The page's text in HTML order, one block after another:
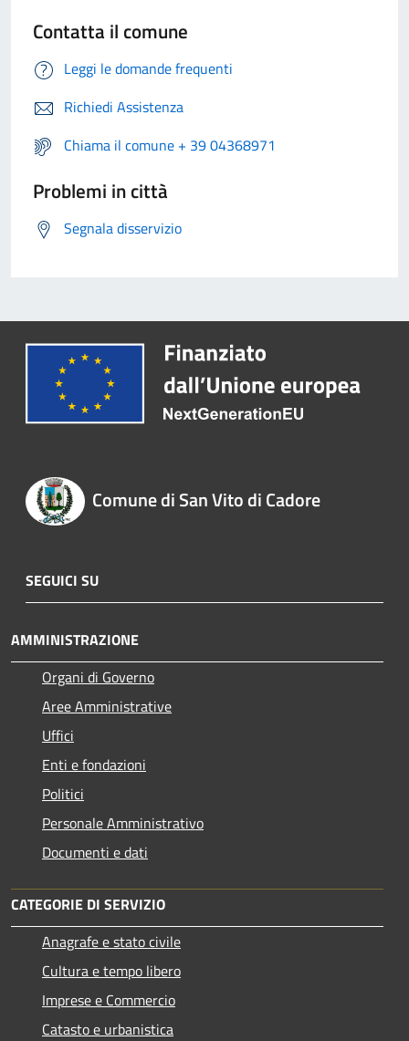
Contatta il comune
Leggi le domande frequenti
Richiedi Assistenza
Chiama il comune + 39 04368971
Problemi in città
Segnala disservizio
Comune di San Vito di Cadore
SEGUICI SU
AMMINISTRAZIONE
Organi di Governo
Aree Amministrative
Uffici
Enti e fondazioni
Politici
Personale Amministrativo
Documenti e dati
CATEGORIE DI SERVIZIO
Anagrafe e stato civile
Cultura e tempo libero
Imprese e Commercio
Catasto e urbanistica